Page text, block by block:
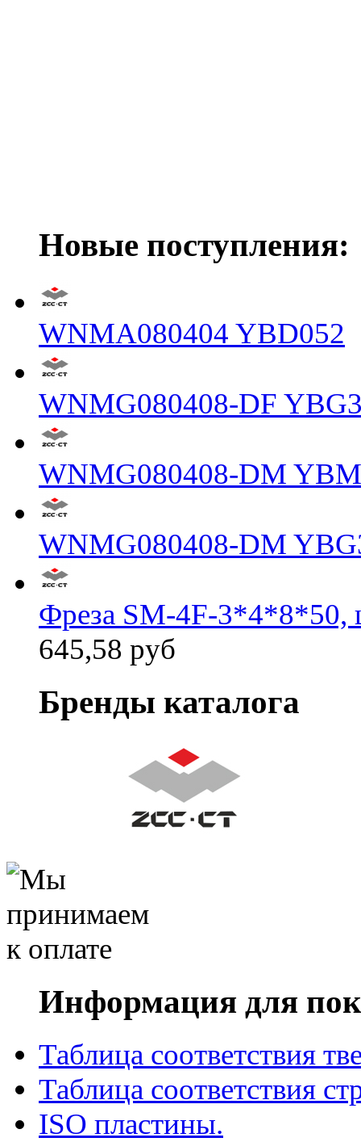
Новые поступления:
WNMA080404 YBD052
WNMG080408-DF
WNMG080408-DM
WNMG080408-DM
Фреза SM-4F-3*4*8*50,
645,58 руб
Бренды каталога
Информация для
Таблица соответствия
Таблица соответствия
ISO пластины.